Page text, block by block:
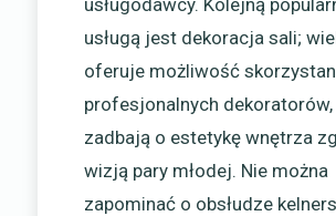
usługą jest dekoracja sali;
oferuje możliwość
profesjonalnych
zadbają o estetykę wnętrza
wizją pary młodej. Nie można
zapominać o obsłudze